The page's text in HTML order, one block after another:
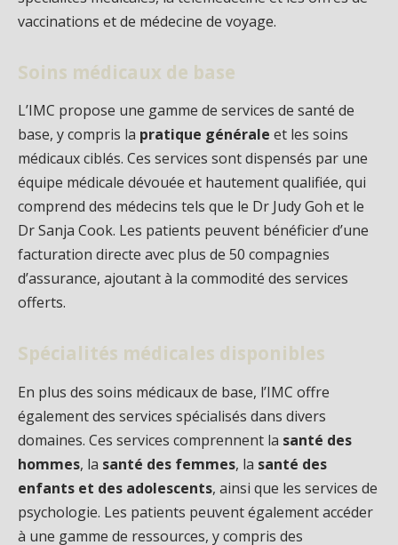
vaccinations et de médecine de voyage.
Soins médicaux de base
L’IMC propose une gamme de services de santé de
base, y compris la pratique générale et les soins
médicaux ciblés. Ces services sont dispensés par une
équipe médicale dévouée et hautement qualifiée, qui
comprend des médecins tels que le Dr Judy Goh et le
Dr Sanja Cook. Les patients peuvent bénéficier d’une
facturation directe avec plus de 50 compagnies
d’assurance, ajoutant à la commodité des services
offerts.
Spécialités médicales disponibles
En plus des soins médicaux de base, l’IMC offre
également des services spécialisés dans divers
domaines. Ces services comprennent la santé des
hommes, la santé des femmes, la santé des
enfants et des adolescents, ainsi que les services de
psychologie. Les patients peuvent également accéder
à une gamme de ressources, y compris des